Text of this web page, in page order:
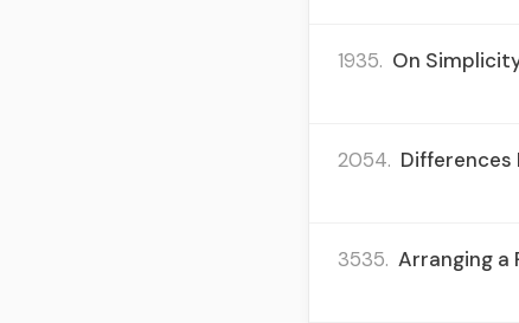
1935. On
2054. Differences
3535. Arranging a